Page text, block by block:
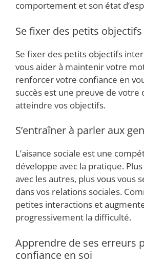
comportement et son état
Se fixer des petits
Se fixer des petits objectifs
vous aider à maintenir votre
renforcer votre confiance en
succès est une preuve de votre
atteindre vos objectifs.
S’entraîner à parler aux
L’aisance sociale est une
développe avec la pratique.
avec les autres, plus vous vous
dans vos relations sociales.
petites interactions et
progressivement la difficulté.
Apprendre de ses erreurs
confiance en soi